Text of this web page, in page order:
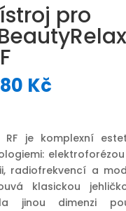
pro
Kč.
Kč
8
980 Kč.
RF je komplexní
radiofrekvencí a
klasickou
jinou dimenzi